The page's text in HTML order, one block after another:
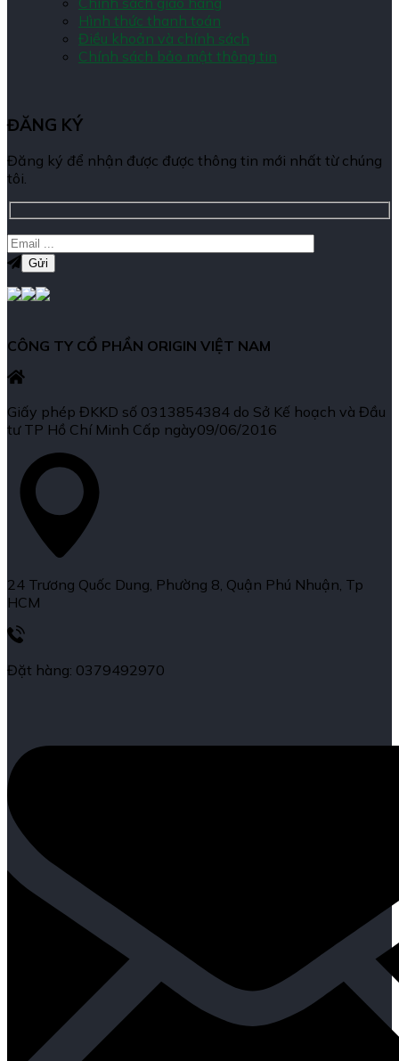
Hình thức thanh toán
Điều khoản và chính sách
Chính sách bảo mật thông tin
ĐĂNG KÝ
Đăng ký để nhận được được thông tin mới nhất từ chúng
tôi.
CÔNG TY CỔ PHẦN ORIGIN VIỆT NAM
Giấy phép ĐKKD số 0313854384 do Sở Kế hoạch và Đầu
tư TP Hồ Chí Minh Cấp ngày09/06/2016
24 Trương Quốc Dung, Phường 8, Quận Phú Nhuận, Tp
HCM
Đặt hàng: 0379492970